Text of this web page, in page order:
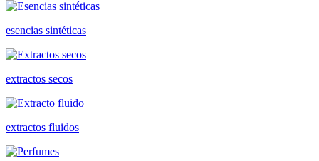
esencias sintéticas
extractos secos
extractos fluidos